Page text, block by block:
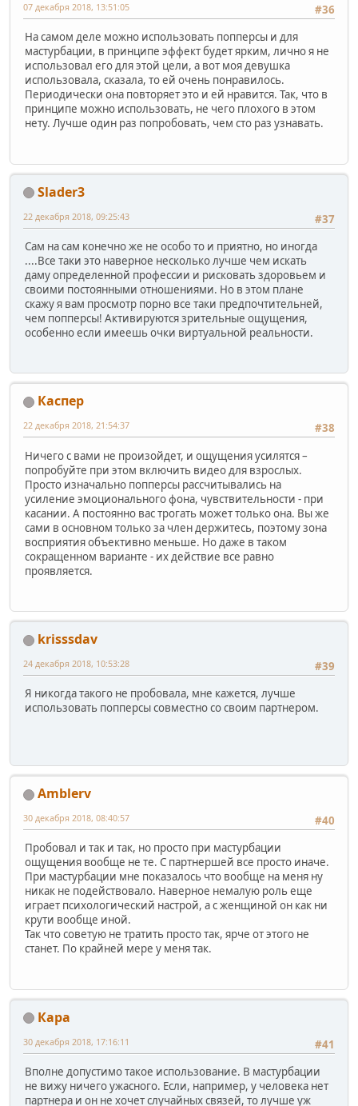
#36
07 декабря 2018, 13:51:05
На самом деле можно использовать попперсы и для
мастурбации, в принципе эффект будет ярким, лично я не
использовал его для этой цели, а вот моя девушка
использовала, сказала, то ей очень понравилось.
Периодически она повторяет это и ей нравится. Так, что в
принципе можно использовать, не чего плохого в этом
нету. Лучше один раз попробовать, чем сто раз узнавать.
Slader3
#37
22 декабря 2018, 09:25:43
Сам на сам конечно же не особо то и приятно, но иногда
....Все таки это наверное несколько лучше чем искать
даму определенной профессии и рисковать здоровьем и
своими постоянными отношениями. Но в этом плане
скажу я вам просмотр порно все таки предпочтительней,
чем попперсы! Активируются зрительные ощущения,
особенно если имеешь очки виртуальной реальности.
Каспер
#38
22 декабря 2018, 21:54:37
Ничего с вами не произойдет, и ощущения усилятся –
попробуйте при этом включить видео для взрослых.
Просто изначально попперсы рассчитывались на
усиление эмоционального фона, чувствительности - при
касании. А постоянно вас трогать может только она. Вы же
сами в основном только за член держитесь, поэтому зона
восприятия объективно меньше. Но даже в таком
сокращенном варианте - их действие все равно
проявляется.
krisssdav
#39
24 декабря 2018, 10:53:28
Я никогда такого не пробовала, мне кажется, лучше
использовать попперсы совместно со своим партнером.
Amblerv
#40
30 декабря 2018, 08:40:57
Пробовал и так и так, но просто при мастурбации
ощущения вообще не те. С партнершей все просто иначе.
При мастурбации мне показалось что вообще на меня ну
никак не подействовало. Наверное немалую роль еще
играет психологический настрой, а с женщиной он как ни
крути вообще иной.
Так что советую не тратить просто так, ярче от этого не
станет. По крайней мере у меня так.
Кара
#41
30 декабря 2018, 17:16:11
Вполне допустимо такое использование. В мастурбации
не вижу ничего ужасного. Если, например, у человека нет
партнера и он не хочет случайных связей, то лучше уж